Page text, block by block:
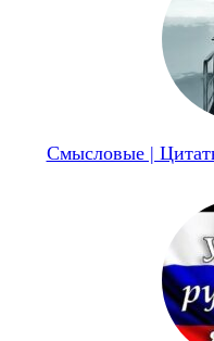
Смысловые |